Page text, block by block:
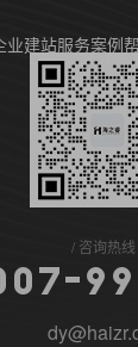
业建站服务案例
咨询热线
0 7- 9 9